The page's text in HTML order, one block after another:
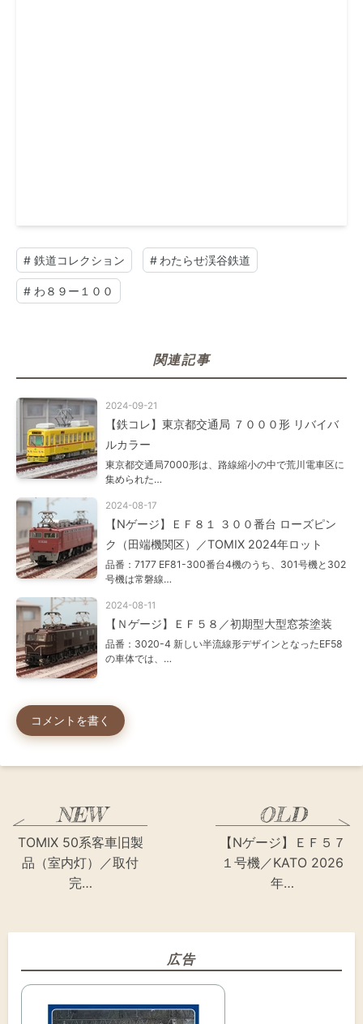
# 鉄道コレクション # わたらせ渓谷鉄道
# わ８９ー１００
関連記事
2024-09-21
【鉄コレ】東京都交通局 ７０００形 リバイバ
ルカラー
東京都交通局7000形は、路線縮小の中で荒川電車区に
集められた…
2024-08-17
【Nゲージ】ＥＦ８１ ３００番台 ローズピン
ク（田端機関区）／TOMIX 2024年ロット
品番：7177 EF81-300番台4機のうち、301号機と302
号機は常磐線…
2024-08-11
【Ｎゲージ】ＥＦ５８／初期型大型窓茶塗装
品番：3020-4 新しい半流線形デザインとなったEF58
の車体では、…
コメントを書く
TOMIX 50系客車旧製
品（室内灯）／取付
完…
【Nゲージ】ＥＦ５７
１号機／KATO 2026
年…
広告